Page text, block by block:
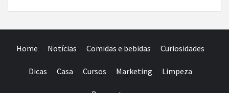
Home Notícias Comidas e bebidas Curiosidades
Dicas Casa Cursos Marketing Limpeza